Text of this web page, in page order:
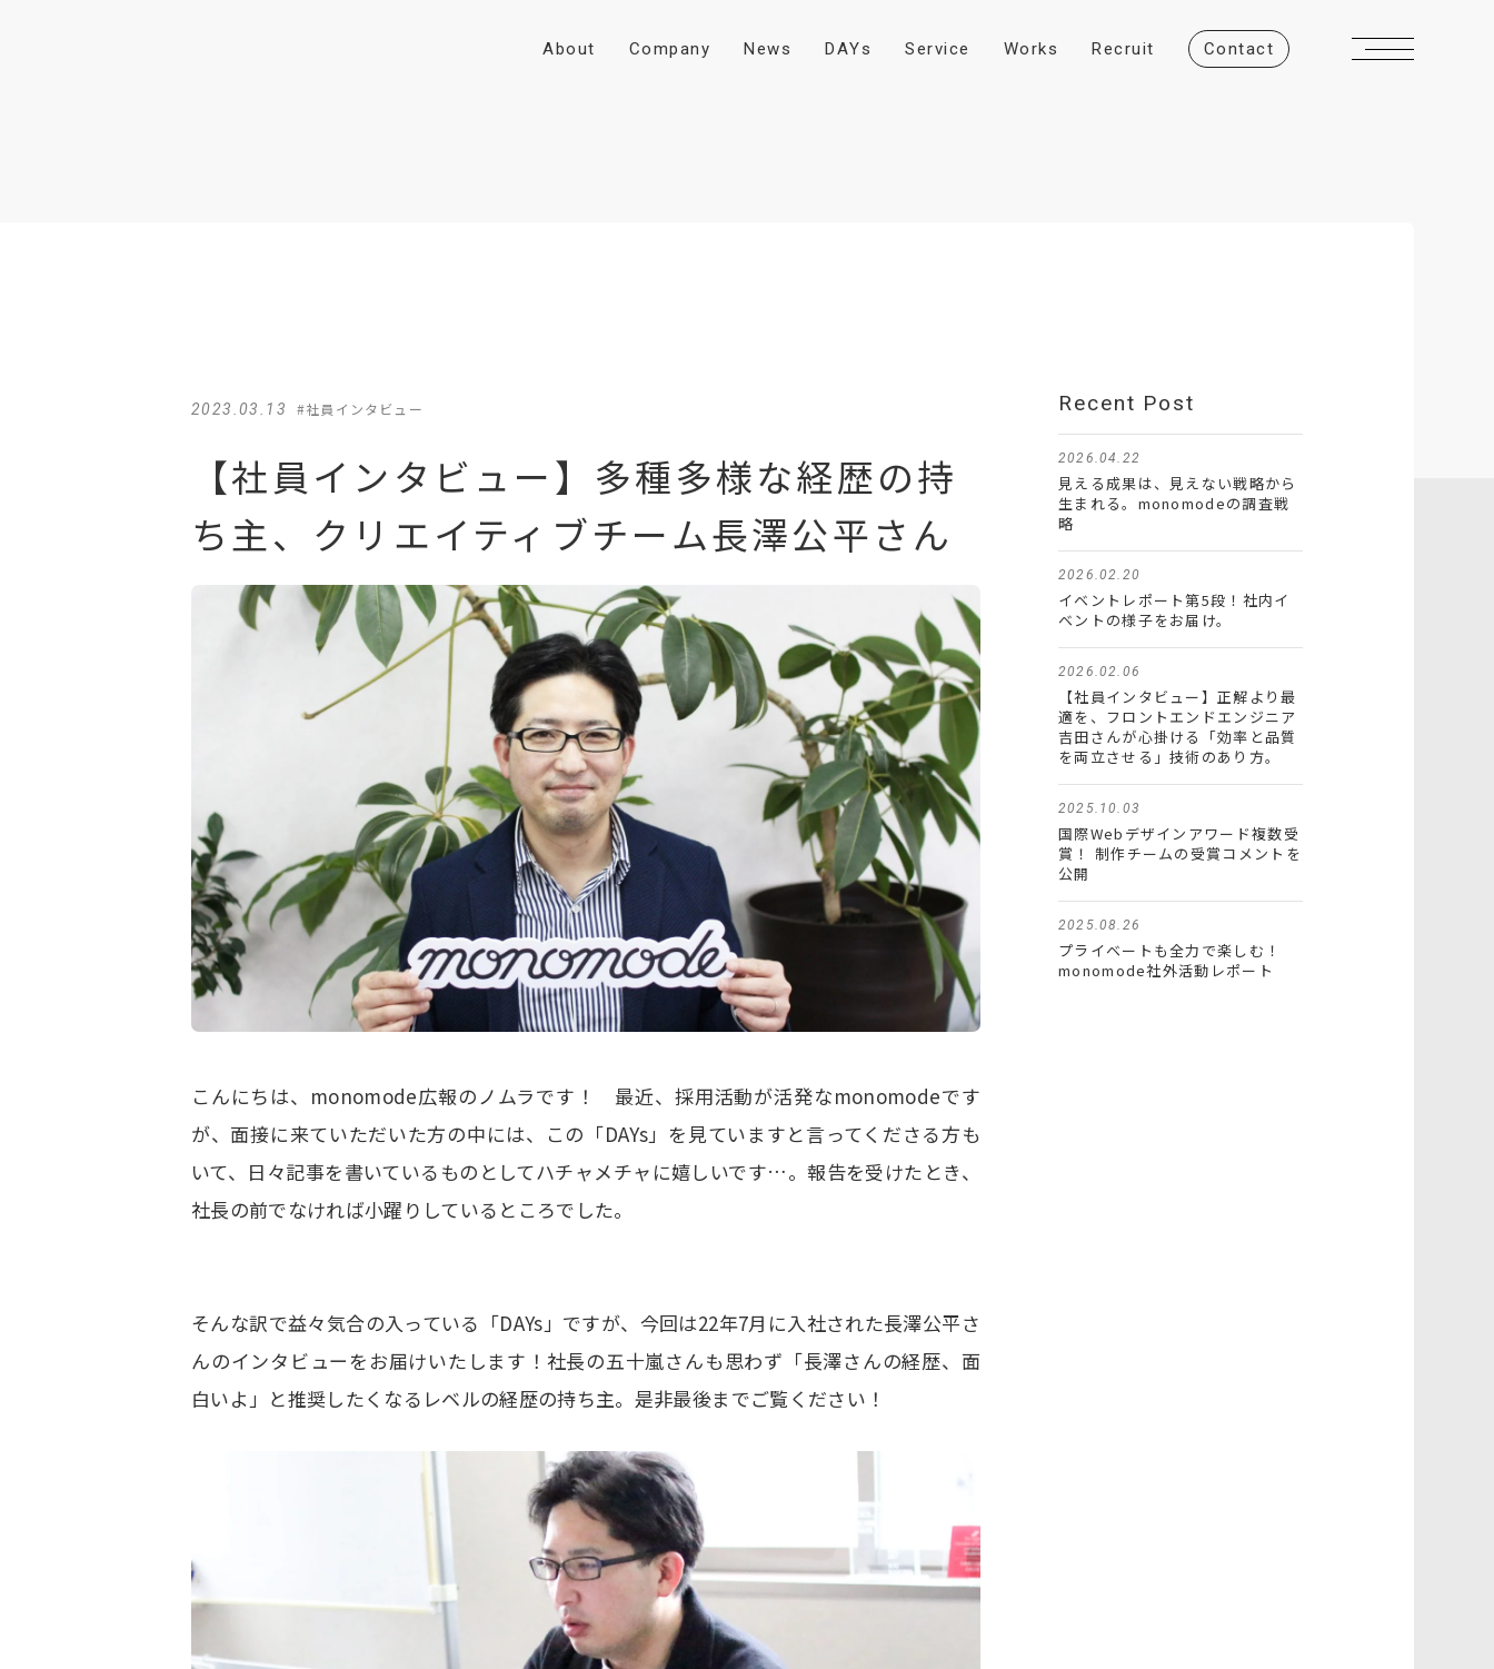
About Company News DAYs Service Works Recruit Contact
2023.03.13 #社員インタビュー
【社員インタビュー】多種多様な経歴の持
ち主、クリエイティブチーム長澤公平さん
こんにちは、monomode広報のノムラです！ 最近、採用活動が活発なmonomodeです
が、面接に来ていただいた方の中には、この「DAYs」を見ていますと言ってくださる方も
いて、日々記事を書いているものとしてハチャメチャに嬉しいです…。報告を受けたとき、
社長の前でなければ小躍りしているところでした。
そんな訳で益々気合の入っている「DAYs」ですが、今回は22年7月に入社された長澤公平さ
んのインタビューをお届けいたします！社長の五十嵐さんも思わず「長澤さんの経歴、面
白いよ」と推奨したくなるレベルの経歴の持ち主。是非最後までご覧ください！
Recent Post
2026.04.22
見える成果は、見えない戦略から
生まれる。monomodeの調査戦
略
2026.02.20
イベントレポート第5段！社内イ
ベントの様子をお届け。
2026.02.06
【社員インタビュー】正解より最
適を、フロントエンドエンジニア
吉田さんが心掛ける「効率と品質
を両立させる」技術のあり方。
2025.10.03
国際Webデザインアワード複数受
賞！ 制作チームの受賞コメントを
公開
2025.08.26
プライベートも全力で楽しむ！
monomode社外活動レポート